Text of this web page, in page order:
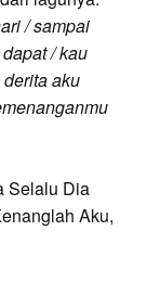
/ sampai
/ kau
aku
Selalu Dia
Aku,